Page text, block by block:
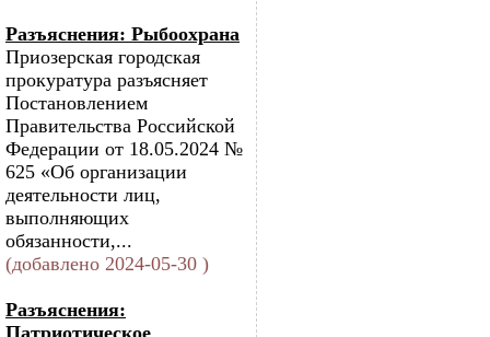
Разъяснения: Рыбоохрана
Приозерская городская
прокуратура разъясняет
Постановлением
Правительства Российской
Федерации от 18.05.2024 №
625 «Об организации
деятельности лиц,
выполняющих
обязанности,...
(добавлено 2024-05-30 )
Разъяснения:
Патриотическое